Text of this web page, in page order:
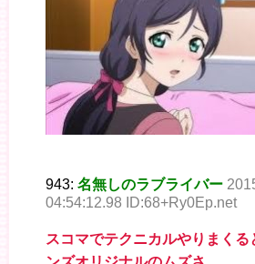
943: 名無しのラブライバー
04:54:12.98 ID:68+Ry0Ep.net
スコマでテクニカルやりまくる